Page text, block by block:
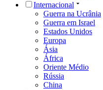
Internacional
Guerra na Ucrânia
Guerra em Israel
Estados Unidos
Europa
Ásia
África
Oriente Médio
Rússia
China